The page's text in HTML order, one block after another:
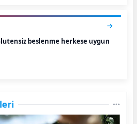
beslenme herkese uygun